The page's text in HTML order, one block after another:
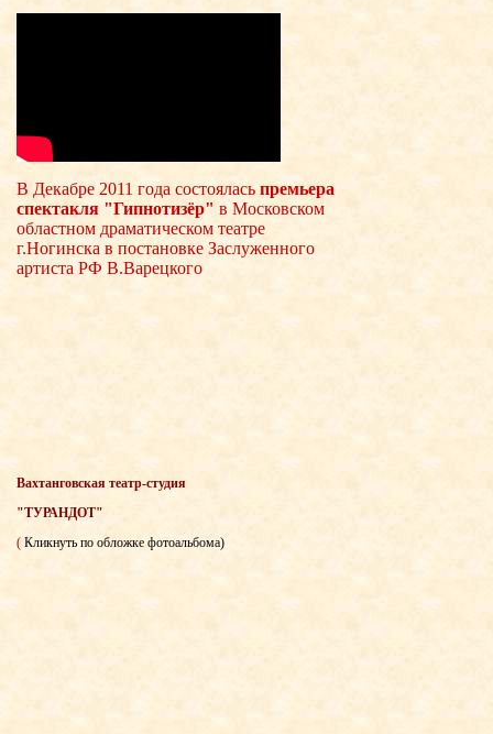
В Декабре 2011 года состоялась премьера
спектакля "Гипнотизёр" в Московском
областном драматическом театре
г.Ногинска в постановке Заслуженного
артиста РФ В.Варецкого
Вахтанговская театр-студия
"ТУРАНДОТ"
( Кликнуть по обложке фотоальбома)